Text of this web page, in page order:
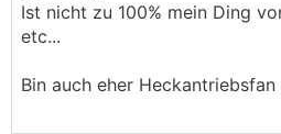
Ist nicht zu 100% mein Ding
etc...
Bin auch eher